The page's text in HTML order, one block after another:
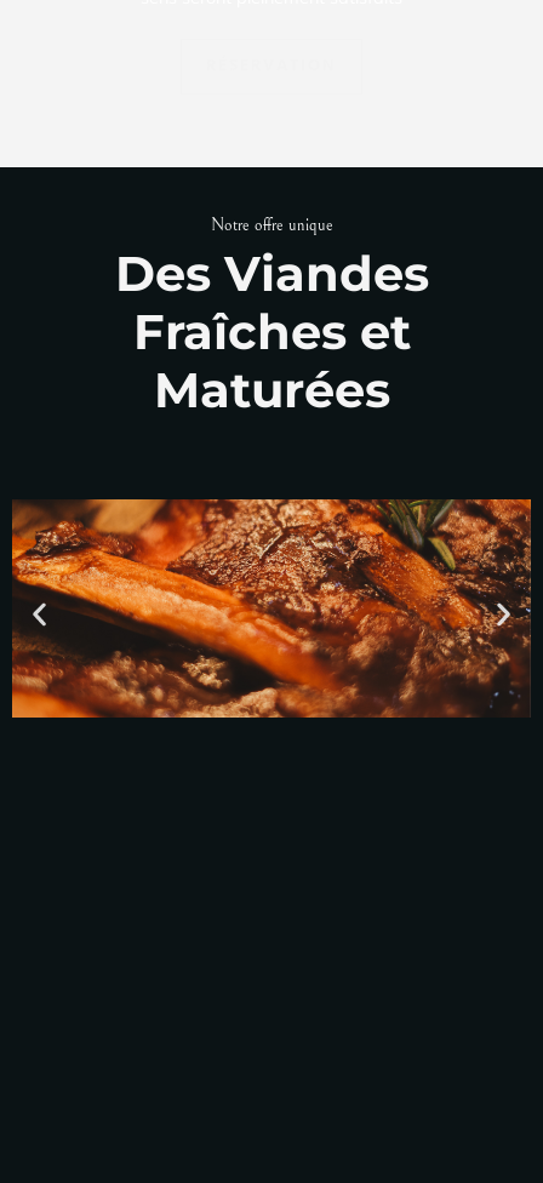
Notre offre unique
Des Viandes
Fraîches et
Maturées